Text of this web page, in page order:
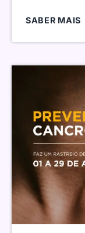
SABER MAIS